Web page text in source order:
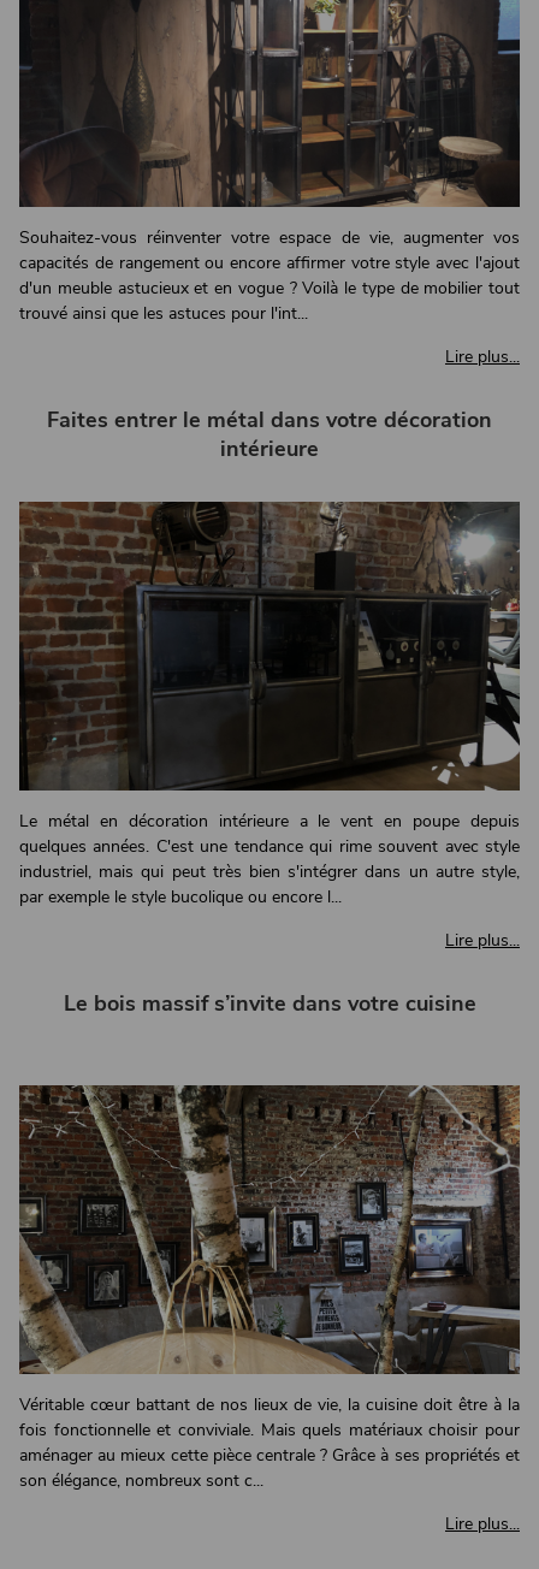
Souhaitez-vous réinventer votre espace de vie, augmenter vos
capacités de rangement ou encore affirmer votre style avec l'ajout
d'un meuble astucieux et en vogue ? Voilà le type de mobilier tout
trouvé ainsi que les astuces pour l'int...
Lire plus...
Faites entrer le métal dans votre décoration
intérieure
Le métal en décoration intérieure a le vent en poupe depuis
quelques années. C'est une tendance qui rime souvent avec style
industriel, mais qui peut très bien s'intégrer dans un autre style,
par exemple le style bucolique ou encore l...
Lire plus...
Le bois massif s’invite dans votre cuisine
Véritable cœur battant de nos lieux de vie, la cuisine doit être à la
fois fonctionnelle et conviviale. Mais quels matériaux choisir pour
aménager au mieux cette pièce centrale ? Grâce à ses propriétés et
son élégance, nombreux sont c...
Lire plus...